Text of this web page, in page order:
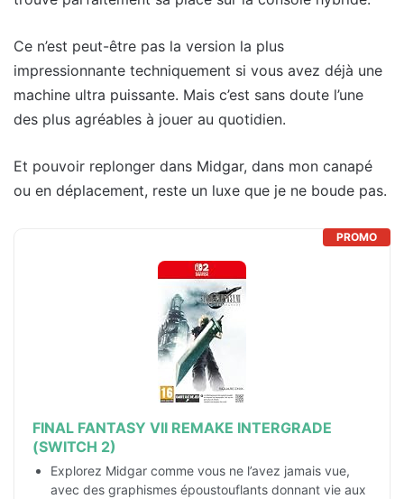
Ce n’est peut-être pas la version la plus
impressionnante techniquement si vous avez déjà une
machine ultra puissante. Mais c’est sans doute l’une
des plus agréables à jouer au quotidien.
Et pouvoir replonger dans Midgar, dans mon canapé
ou en déplacement, reste un luxe que je ne boude pas.
PROMO
FINAL FANTASY VII REMAKE INTERGRADE
(SWITCH 2)
Explorez Midgar comme vous ne l’avez jamais vue,
avec des graphismes époustouflants donnant vie aux